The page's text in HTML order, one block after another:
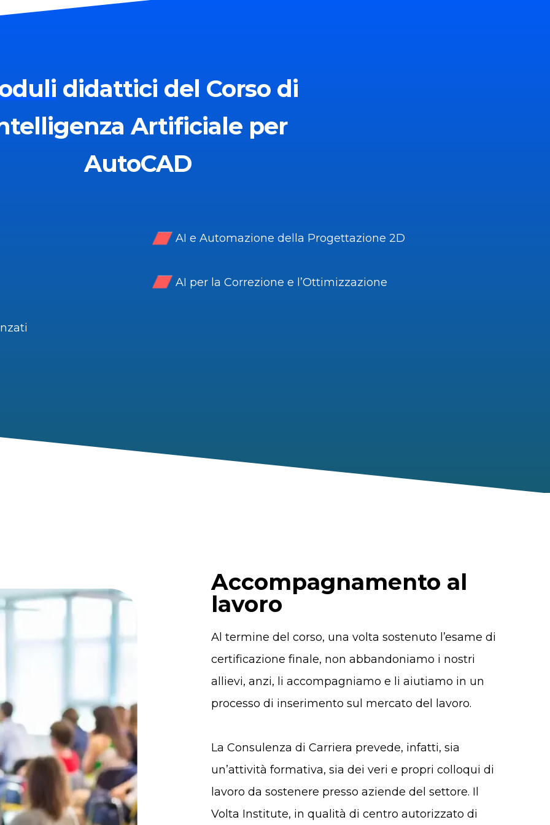
didattici del Corso di
Artificiale per
AutoCAD
AI e Automazione della Progettazione 2D
AI per la Correzione e l’Ottimizzazione
Accompagnamento al
lavoro
Al termine del corso, una volta sostenuto l’esame di
certificazione finale, non abbandoniamo i nostri
allievi, anzi, li accompagniamo e li aiutiamo in un
processo di inserimento sul mercato del lavoro.
La Consulenza di Carriera prevede, infatti, sia
un’attività formativa, sia dei veri e propri colloqui di
lavoro da sostenere presso aziende del settore. Il
Volta Institute, in qualità di centro autorizzato di